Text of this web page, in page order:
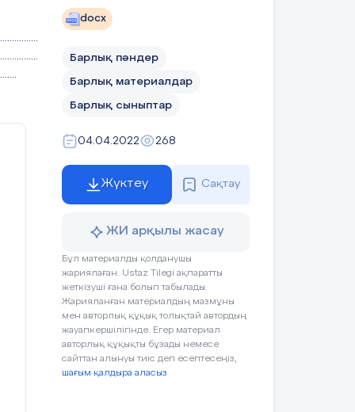
docx
Барлық пәндер
Барлық материалдар
Барлық сыныптар
04.04.2022 268
Жүктеу Сақтау
ЖИ арқылы жасау
Бұл материалды қолданушы
жариялаған. Ustaz Tilegi ақпаратты
жеткізуші ғана болып табылады.
Жарияланған материалдың мазмұны
мен авторлық құқық толықтай автордың
жауапкершілігінде. Егер материал
авторлық құқықты бұзады немесе
сайттан алынуы тиіс деп есептесеңіз,
шағым қалдыра аласыз